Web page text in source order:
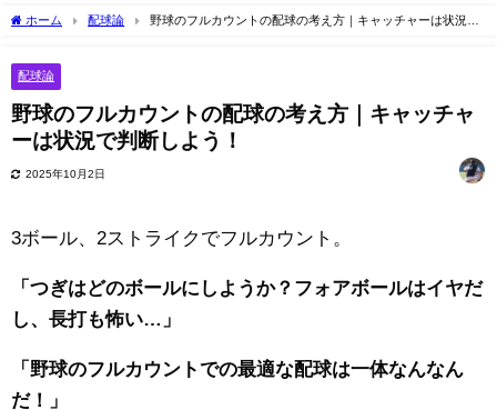
ホーム 配球論
野球のフルカウントの配球の考え方｜キャッチャーは状況で
配球論
野球のフルカウントの配球の考え方｜キャッチャ
ーは状況で判断しよう！
2025年10月2日
3ボール、2ストライクでフルカウント。
「つぎはどのボールにしようか？フォアボールはイヤだ
し、長打も怖い…」
「野球のフルカウントでの最適な配球は一体なんなん
だ！」